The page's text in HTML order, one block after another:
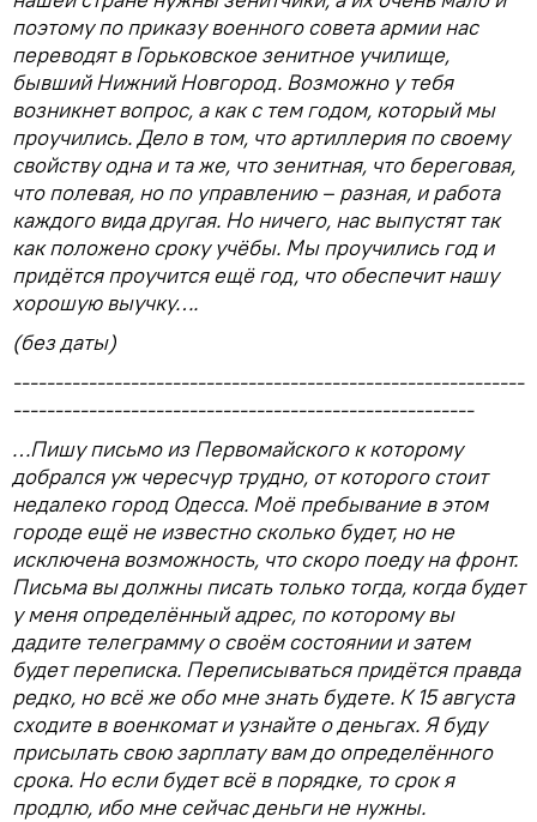
поэтому по приказу военного совета армии нас
переводят в Горьковское зенитное училище,
бывший Нижний Новгород. Возможно у тебя
возникнет вопрос, а как с тем годом, который мы
проучились. Дело в том, что артиллерия по своему
свойству одна и та же, что зенитная, что береговая,
что полевая, но по управлению – разная, и работа
каждого вида другая. Но ничего, нас выпустят так
как положено сроку учёбы. Мы проучились год и
придётся проучится ещё год, что обеспечит нашу
хорошую выучку….
(без даты)
-------------------------------------------------------------
-------------------------------------------------------
…Пишу письмо из Первомайского к которому
добрался уж чересчур трудно, от которого стоит
недалеко город Одесса. Моё пребывание в этом
городе ещё не известно сколько будет, но не
исключена возможность, что скоро поеду на фронт.
Письма вы должны писать только тогда, когда будет
у меня определённый адрес, по которому вы
дадите телеграмму о своём состоянии и затем
будет переписка. Переписываться придётся правда
редко, но всё же обо мне знать будете. К 15 августа
сходите в военкомат и узнайте о деньгах. Я буду
присылать свою зарплату вам до определённого
срока. Но если будет всё в порядке, то срок я
продлю, ибо мне сейчас деньги не нужны.